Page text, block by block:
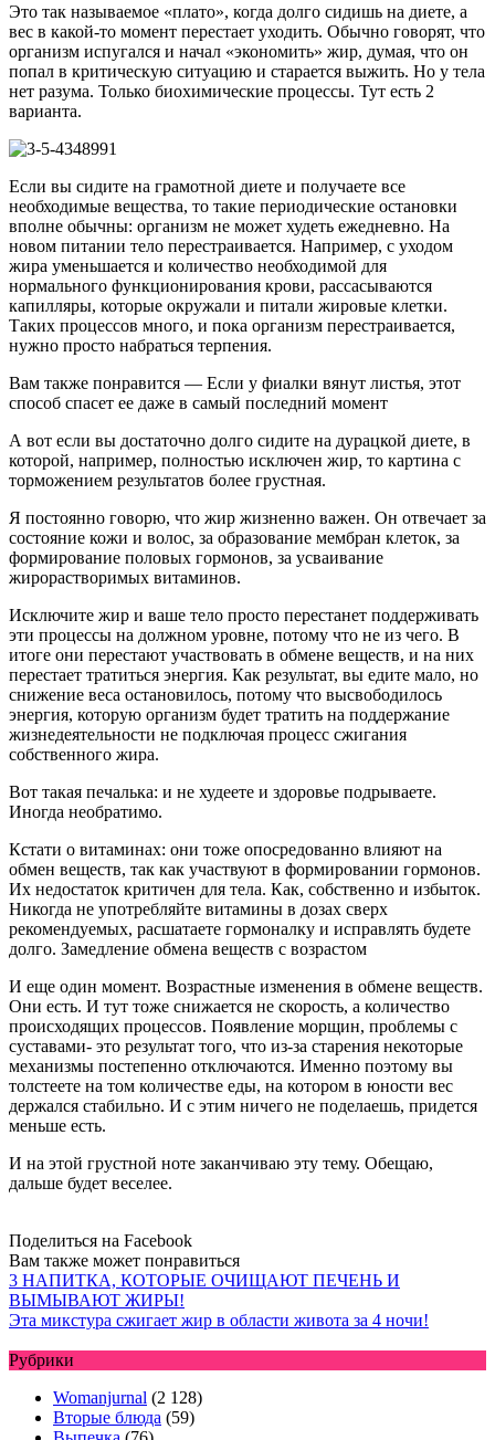
Это так называемое «плато», когда долго сидишь на диете, а
вес в какой-то момент перестает уходить. Обычно говорят, что
организм испугался и начал «экономить» жир, думая, что он
попал в критическую ситуацию и старается выжить. Но у тела
нет разума. Только биохимические процессы. Тут есть 2
варианта.
Если вы сидите на грамотной диете и получаете все
необходимые вещества, то такие периодические остановки
вполне обычны: организм не может худеть ежедневно. На
новом питании тело перестраивается. Например, с уходом
жира уменьшается и количество необходимой для
нормального функционирования крови, рассасываются
капилляры, которые окружали и питали жировые клетки.
Таких процессов много, и пока организм перестраивается,
нужно просто набраться терпения.
Вам также понравится — Если у фиалки вянут листья, этот
способ спасет ее даже в самый последний момент
А вот если вы достаточно долго сидите на дурацкой диете, в
которой, например, полностью исключен жир, то картина с
торможением результатов более грустная.
Я постоянно говорю, что жир жизненно важен. Он отвечает за
состояние кожи и волос, за образование мембран клеток, за
формирование половых гормонов, за усваивание
жирорастворимых витаминов.
Исключите жир и ваше тело просто перестанет поддерживать
эти процессы на должном уровне, потому что не из чего. В
итоге они перестают участвовать в обмене веществ, и на них
перестает тратиться энергия. Как результат, вы едите мало, но
снижение веса остановилось, потому что высвободилось
энергия, которую организм будет тратить на поддержание
жизнедеятельности не подключая процесс сжигания
собственного жира.
Вот такая печалька: и не худеете и здоровье подрываете.
Иногда необратимо.
Кстати о витаминах: они тоже опосредованно влияют на
обмен веществ, так как участвуют в формировании гормонов.
Их недостаток критичен для тела. Как, собственно и избыток.
Никогда не употребляйте витамины в дозах сверх
рекомендуемых, расшатаете гормоналку и исправлять будете
долго. Замедление обмена веществ с возрастом
И еще один момент. Возрастные изменения в обмене веществ.
Они есть. И тут тоже снижается не скорость, а количество
происходящих процессов. Появление морщин, проблемы с
суставами- это результат того, что из-за старения некоторые
механизмы постепенно отключаются. Именно поэтому вы
толстеете на том количестве еды, на котором в юности вес
держался стабильно. И с этим ничего не поделаешь, придется
меньше есть.
И на этой грустной ноте заканчиваю эту тему. Обещаю,
дальше будет веселее.
Поделиться на Facebook
Вам также может понравиться
3 НАПИТКА, КОТОРЫЕ ОЧИЩАЮТ ПЕЧЕНЬ И
ВЫМЫВАЮТ ЖИРЫ!
Эта микстура сжигает жир в области живота за 4 ночи!
Рубрики
Womanjurnal (2 128)
Вторые блюда (59)